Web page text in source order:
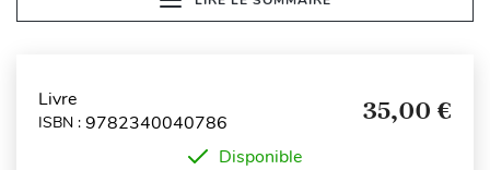
Livre
ISBN : 9782340040786 35,00 €
Disponible